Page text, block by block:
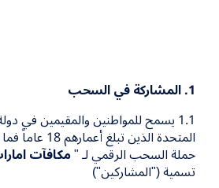
1. المشاركة في السحب
1.1يسمح للمواطنين والمقيمين في
المتحدة الذين تبلغ أعمارهم18عاماً
حملة السحب الرقمي لـ "مكافآت
تسمية ("المشاركين")